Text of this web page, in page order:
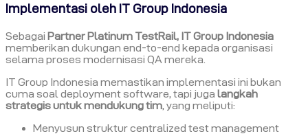
Implementasi oleh IT Group Indonesia
Sebagai Partner Platinum TestRail, IT Group Indonesia
memberikan dukungan end-to-end kepada organisasi
selama proses modernisasi QA mereka.
IT Group Indonesia memastikan implementasi ini bukan
cuma soal deployment software, tapi juga langkah
strategis untuk mendukung tim, yang meliputi:
Menyusun struktur centralized test management